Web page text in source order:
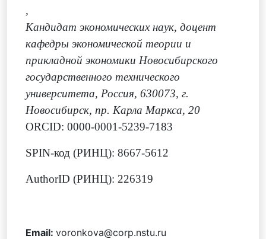
,
Кандидат экономических наук, доцент
кафедры экономической теории и
прикладной экономики Новосибирского
государственного технического
университета, Россия, 630073, г.
Новосибирск, пр. Карла Маркса, 20
ORCID: 0000-0001-5239-7183
SPIN-код (РИНЦ): 8667-5612
AuthorID (РИНЦ): 226319
Email: voronkova@corp.nstu.ru